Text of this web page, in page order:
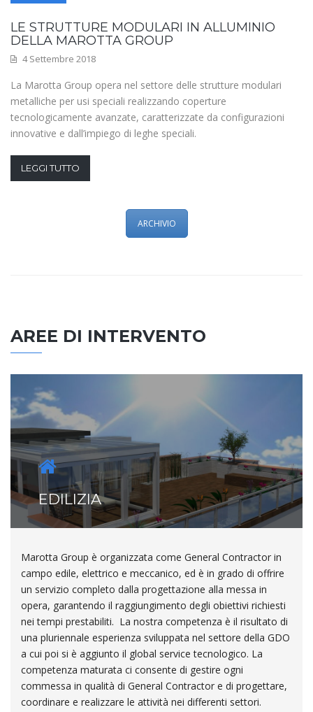
LE STRUTTURE MODULARI IN ALLUMINIO
DELLA MAROTTA GROUP
4 Settembre 2018
La Marotta Group opera nel settore delle strutture modulari
metalliche per usi speciali realizzando coperture
tecnologicamente avanzate, caratterizzate da configurazioni
innovative e dall’impiego di leghe speciali.
LEGGI TUTTO
ARCHIVIO
AREE DI INTERVENTO
EDILIZIA
Marotta Group è organizzata come General Contractor in
campo edile, elettrico e meccanico, ed è in grado di offrire
un servizio completo dalla progettazione alla messa in
opera, garantendo il raggiungimento degli obiettivi richiesti
nei tempi prestabiliti. La nostra competenza è il risultato di
una pluriennale esperienza sviluppata nel settore della GDO
a cui poi si è aggiunto il global service tecnologico. La
competenza maturata ci consente di gestire ogni
commessa in qualità di General Contractor e di progettare,
coordinare e realizzare le attività nei differenti settori.